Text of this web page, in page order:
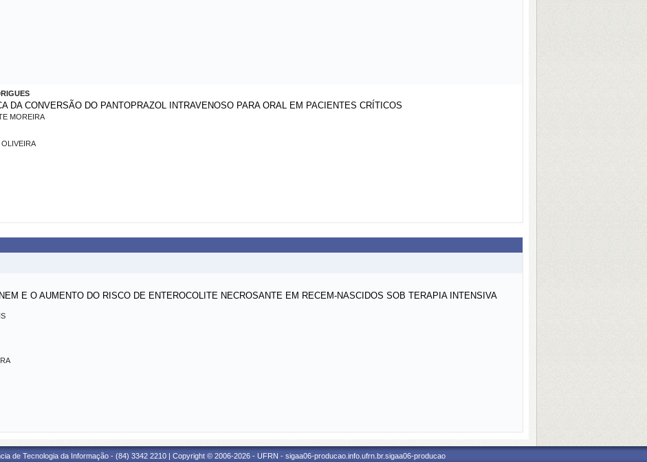
DA CONVERSÃO DO PANTOPRAZOL INTRAVENOSO PARA ORAL EM PACIENTES CRÍTICOS
MOREIRA
E O AUMENTO DO RISCO DE ENTEROCOLITE NECROSANTE EM RECEM-NASCIDOS SOB TERAPIA INTENSIVA
de Tecnologia da Informação - (84) 3342 2210 | Copyright © 2006-2026 - UFRN - sigaa06-producao.info.ufrn.br.sigaa06-producao